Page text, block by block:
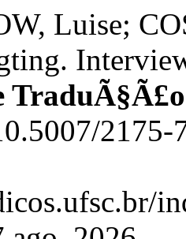
Luise;
TraduÃ§Ã£o